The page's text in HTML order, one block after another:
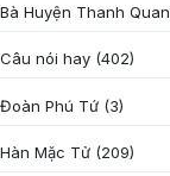
Bà Huyện Thanh Quan
Câu nói hay (402)
Đoàn Phú Tứ (3)
Hàn Mặc Tử (209)